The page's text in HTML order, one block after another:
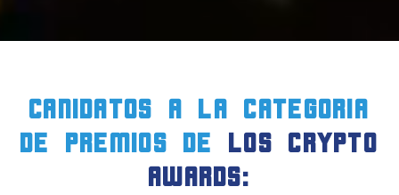
CANIDATOS a la CATEGORIA
DE PREMIOS de
LOS crypto
AWARDS: